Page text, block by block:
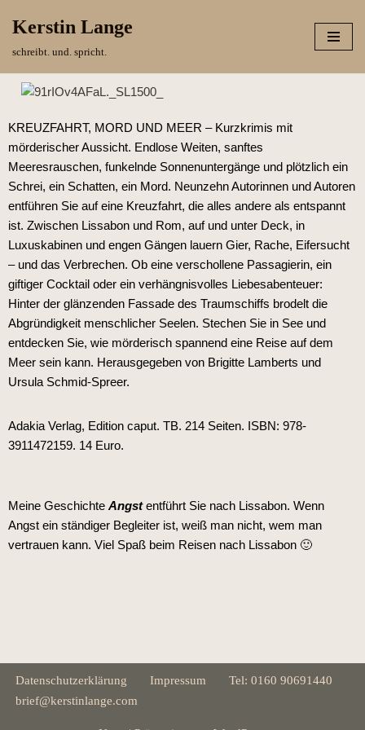
springen
Kerstin Lange
schreibt. und. spricht.
KREUZFAHRT, MORD UND MEER – Kurzkrimis mit
mörderischer Aussicht. Endlose Weiten, sanftes
Meeresrauschen, funkelnde Sonnenuntergänge und plötzlich ein
Schrei, ein Schatten, ein Mord. Neunzehn Autorinnen und Autoren
entführen Sie auf eine Kreuzfahrt, die alles andere als entspannt
ist. Zwischen Lissabon und Rom, auf und unter Deck, in
Luxuskabinen und engen Gängen lauern Gier, Rache, Eifersucht
– und das Verbrechen. Ob eine verschollene Passagierin, ein
giftiger Cocktail oder ein verhängnisvolles Liebesabenteuer:
Hinter der glänzenden Fassade des Traumschiffs brodelt die
Abgründigkeit menschlicher Seelen. Stechen Sie in See und
entdecken Sie, wie mörderisch spannend eine Reise auf dem
Meer sein kann. Herausgegeben von Brigitte Lamberts und
Ursula Schmid-Spreer.
Adakia Verlag, Edition caput. TB. 214 Seiten. ISBN: 978-
3911472159. 14 Euro.
Meine Geschichte Angstentführt Sie nach Lissabon. Wenn
Angst ein ständiger Begleiter ist, weiß man nicht, wem man
vertrauen kann. Viel Spaß beim Reisen nach Lissabon 🙂
Datenschutzerklärung Impressum
Tel: 0160 90691440
brief@kerstinlange.com